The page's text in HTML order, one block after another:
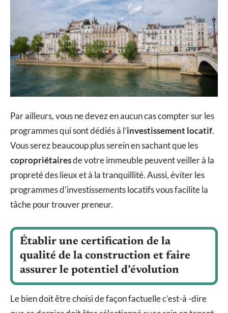
Par ailleurs, vous ne devez en aucun cas compter sur les
programmes qui sont dédiés à l’investissement locatif.
Vous serez beaucoup plus serein en sachant que les
copropriétairesde votre immeuble peuvent veiller à la
propreté des lieux et à la tranquillité. Aussi, éviter les
programmes d’investissements locatifs vous facilite la
tâche pour trouver preneur.
Établir une certification de la
qualité de la construction et faire
assurer le potentiel d’évolution
Le bien doit être choisi de façon factuelle c’est-à -dire